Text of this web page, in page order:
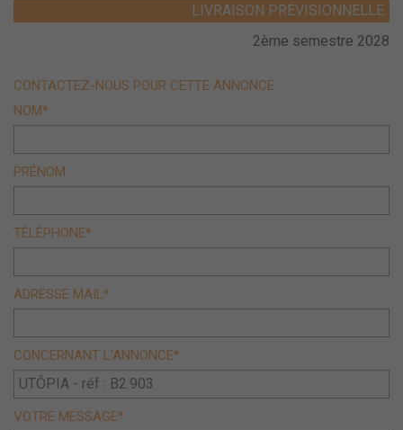
LIVRAISON PRÉVISIONNELLE
2ème semestre 2028
CONTACTEZ-NOUS POUR CETTE ANNONCE
NOM*
PRÉNOM
TÉLÉPHONE*
ADRESSE MAIL*
CONCERNANT L'ANNONCE*
VOTRE MESSAGE*